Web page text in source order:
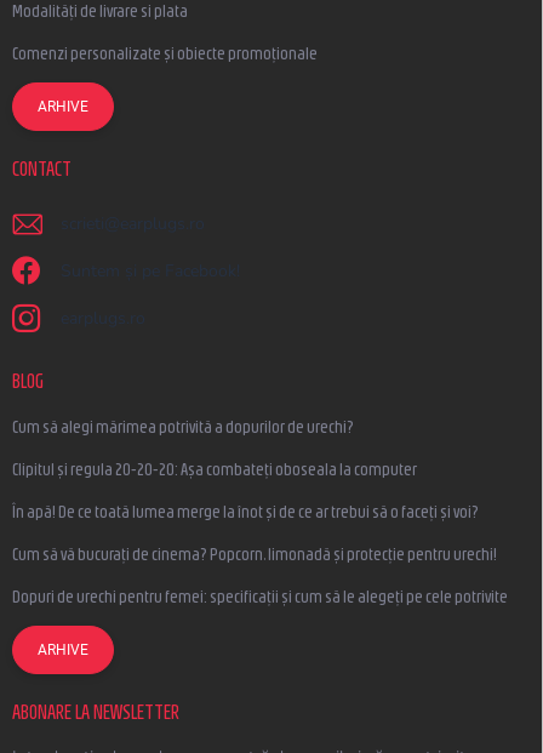
Modalități de livrare si plata
Comenzi personalizate și obiecte promoționale
ARHIVE
CONTACT
scrieti @ earplugs.ro
Suntem și pe Facebook!
earplugs.ro
BLOG
Cum să alegi mărimea potrivită a dopurilor de urechi?
Clipitul și regula 20-20-20: Așa combateți oboseala la computer
În apă! De ce toată lumea merge la înot și de ce ar trebui să o faceți și voi?
Cum să vă bucurați de cinema? Popcorn, limonadă și protecție pentru urechi!
Dopuri de urechi pentru femei: specificații și cum să le alegeți pe cele potrivite
ARHIVE
ABONARE LA NEWSLETTER